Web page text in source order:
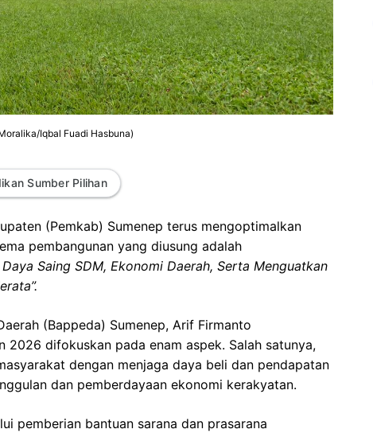
Iqbal Fuadi Hasbuna)
Sumber Pilihan
(Pemkab) Sumenep terus mengoptimalkan
pembangunan yang diusung adalah
Saing SDM, Ekonomi Daerah, Serta Menguatkan
(Bappeda) Sumenep, Arif Firmanto
2026 difokuskan pada enam aspek. Salah satunya,
dengan menjaga daya beli dan pendapatan
dan pemberdayaan ekonomi kerakyatan.
pemberian bantuan sarana dan prasarana